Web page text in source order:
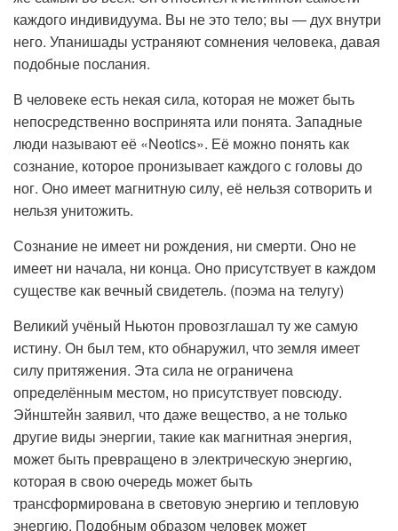
каждого индивидуума. Вы не это тело; вы — дух внутри
него. Упанишады устраняют сомнения человека, давая
подобные послания.
В человеке есть некая сила, которая не может быть
непосредственно воспринята или понята. Западные
люди называют её «Neotics». Её можно понять как
сознание, которое пронизывает каждого с головы до
ног. Оно имеет магнитную силу, её нельзя сотворить и
нельзя унитожить.
Сознание не имеет ни рождения, ни смерти. Оно не
имеет ни начала, ни конца. Оно присутствует в каждом
существе как вечный свидетель. (поэма на телугу)
Великий учёный Ньютон провозглашал ту же самую
истину. Он был тем, кто обнаружил, что земля имеет
силу притяжения. Эта сила не ограничена
определённым местом, но присутствует повсюду.
Эйнштейн заявил, что даже вещество, а не только
другие виды энергии, такие как магнитная энергия,
может быть превращено в электрическую энергию,
которая в свою очередь может быть
трансформирована в световую энергию и тепловую
энергию. Подобным образом человек может